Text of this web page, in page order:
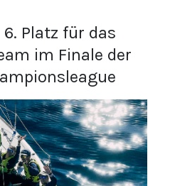
Platz für das
im Finale der